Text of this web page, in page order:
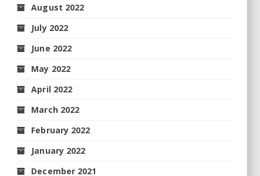
August 2022
July 2022
June 2022
May 2022
April 2022
March 2022
February 2022
January 2022
December 2021